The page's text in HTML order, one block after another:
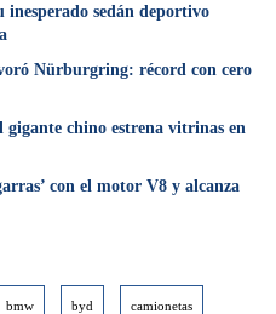
inesperado sedán deportivo
Nürburgring: récord con cero
chino estrena vitrinas en
con el motor V8 y alcanza
bmw byd camionetas